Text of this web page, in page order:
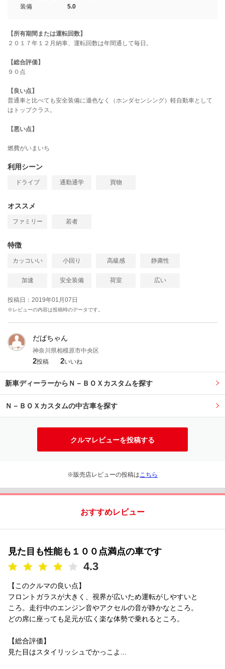
装備
5.0
【所有期間または運転回数】
２０１７年１２月納車、運転回数は年間通して毎日。
【総合評価】
９０点
【良い点】
普通車と比べても安全装備に遜色なく（ホンダセンシング）軽自動車として
はトップクラス。
【悪い点】
燃費がいまいち
利用シーン
ドライブ 通勤通学 買物
オススメ
ファミリー 若者
特徴
カッコいい 小回り 高級感 静粛性
加速 安全装備 荷室 広い
投稿日：2019年01月07日
※レビューの内容は投稿時のデータです。
だばちゃん
神奈川県相模原市中央区
2投稿 2いいね
新車ディーラーからＮ－ＢＯＸカスタムを探す
Ｎ－ＢＯＸカスタムの中古車を探す
クルマレビューを投稿する
※販売店レビューの投稿は こちら
おすすめレビュー
見た目も性能も１００点満点の車です
4.3
【このクルマの良い点】
フロントガラスが大きく、視界が広いため運転がしやすいと
ころ。走行中のエンジン音やアクセルの音が静かなところ。
どの席に座っても足元が広く楽な体勢で乗れるところ。
【総合評価】
見た目はスタイリッシュでかっこよ...